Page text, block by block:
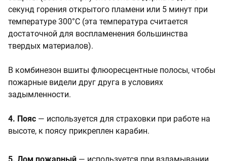
секунд горения открытого пламени или 5 минут при
температуре 300°C (эта температура считается
достаточной для воспламенения большинства
твердых материалов).
В комбинезон вшиты флюоресцентные полосы, чтобы
пожарные видели друг друга в условиях
задымленности.
4. Пояс — используется для страховки при работе на
высоте, к поясу прикреплен карабин.
5. Лом пожарный — используется при взламывании